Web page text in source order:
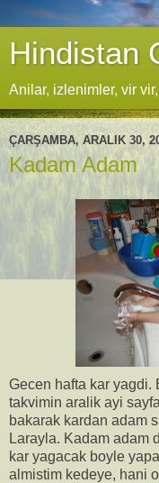
Hindistan
Anilar, izlenimler, vir
ÇARŞAMBA, ARALIK 30,
Kadam Adam
Gecen hafta kar yagdi.
takvimin aralik ayi
bakarak kardan adam
Larayla. Kadam adam
kar yagacak boyle
almistim kedeye, hani